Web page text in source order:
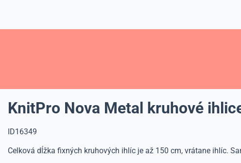
KnitPro Nova Metal kruhové
ID16349
Celková dĺžka fixných kruhových ihlíc je až 150 cm, vrátane ihlíc.